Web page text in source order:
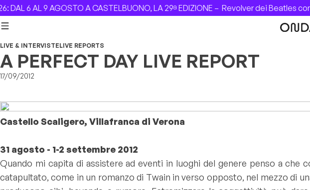
Skip to content
AL 9 AGOSTO A CASTELBUONO, LA 29ª EDIZIONE –Revolver dei Beatles compie
LIVE & INTERVISTELIVE REPORTS
A PERFECT DAY LIVE REPORT
17/09/2012
Castello Scaligero, Villafranca di Verona
31 agosto - 1-2 settembre 2012
Quando mi capita di assistere ad eventi in luoghi del genere penso a
catapultato, come in un romanzo di Twain in verso opposto, nel mezzo di